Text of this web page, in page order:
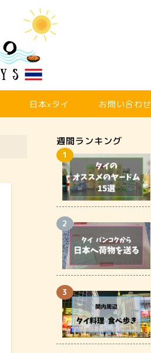
日本xタイ お問い合わせ
ランプーン
週間ランキング